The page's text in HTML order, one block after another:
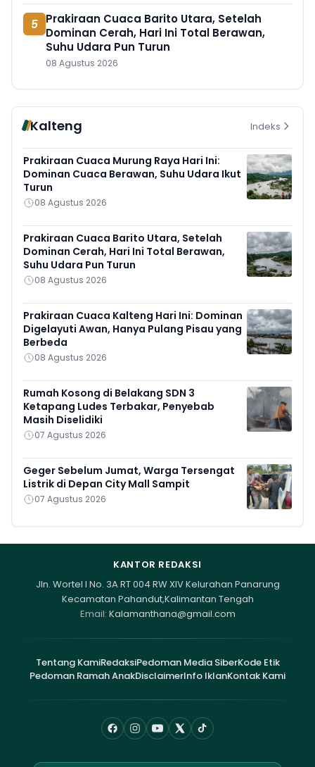
5 Prakiraan Cuaca Barito Utara, Setelah
Dominan Cerah, Hari Ini Total Berawan,
Suhu Udara Pun Turun
08 Agustus 2026
Kalteng Indeks
Prakiraan Cuaca Murung Raya Hari Ini:
Dominan Cuaca Berawan, Suhu Udara Ikut
Turun
08 Agustus 2026
Prakiraan Cuaca Barito Utara, Setelah
Dominan Cerah, Hari Ini Total Berawan,
Suhu Udara Pun Turun
08 Agustus 2026
Prakiraan Cuaca Kalteng Hari Ini: Dominan
Digelayuti Awan, Hanya Pulang Pisau yang
Berbeda
08 Agustus 2026
Rumah Kosong di Belakang SDN 3
Ketapang Ludes Terbakar, Penyebab
Masih Diselidiki
07 Agustus 2026
Geger Sebelum Jumat, Warga Tersengat
Listrik di Depan City Mall Sampit
07 Agustus 2026
KANTOR REDAKSI
Jln. Wortel I No. 3A RT 004 RW XIV Kelurahan Panarung
Kecamatan Pahandut,Kalimantan Tengah
Email: Kalamanthana@gmail.com
Tentang KamiRedaksiPedoman Media SiberKode Etik
Pedoman Ramah AnakDisclaimerInfo IklanKontak Kami